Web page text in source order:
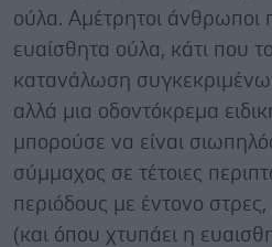
ούλα. Αμέτρητοι άνθρωποι
ευαίσθητα ούλα, κάτι που
κατανάλωση
αλλά μια οδοντόκρεμα
μπορούσε να είναι
σύμμαχος σε τέτοιες
περιόδους με έντονο
(και όπου χτυπάει η